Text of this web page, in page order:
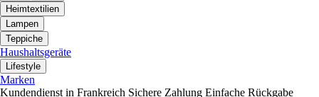
Heimtextilien
Lampen
Teppiche
Haushaltsgeräte
Lifestyle
Marken
Kundendienst in Frankreich Sichere Zahlung Einfache Rückgabe